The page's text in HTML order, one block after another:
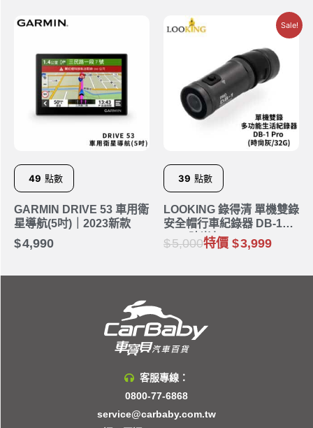
49 點數
GARMIN DRIVE 53 車用衛
星導航(5吋)｜2023新款
4,990
Sale!
39 點數
LOOKING 錄得清 單機雙錄
安全帽行車紀錄器 DB-1
Pro (時尚灰/32G)
5,000特價 3,999
客服專線：
0800-77-6868
service@carbaby.com.tw